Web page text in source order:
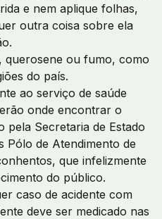
e nem aplique folhas,
outra coisa sobre ela
querosene ou fumo, como
do país.
ao serviço de saúde
onde encontrar o
pela Secretaria de Estado
Pólo de Atendimento de
que infelizmente
do público.
caso de acidente com
deve ser medicado nas